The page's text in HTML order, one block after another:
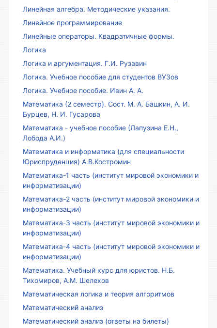
Линейная алгебра. Методические указания.
Линейное программирование
Линейные операторы. Квадратичные формы.
Логика
Логика и аргументация. Г.И. Рузавин
Логика. Учебное пособие для студентов ВУЗов
Логика. Учебное пособие. Ивин А. А.
Математика (2 семестр). Сост. М. А. Башкин, А. И.
Бурцев, Н. И. Гусарова
Математика - учебное пособие (Лапузина Е.Н.,
Лобода А.И.)
Математика и информатика (для специальности
Юриспруденция) А.В.Костромин
Математика-1 часть (институт мировой экономики и
информатизации)
Математика-2 часть (институт мировой экономики и
информатизации)
Математика-3 часть (институт мировой экономики и
информатизации)
Математика-4 часть (институт мировой экономики и
информатизации)
Математика. Учебный курс для юристов. Н.Б.
Тихомиров, А.М. Шелехов
Математическая логика и теория алгоритмов
Математический анализ
Математический анализ (ответы на билеты)